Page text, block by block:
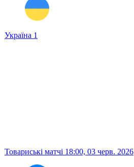
Україна 1
Товариські матчі 18:00, 03 черв. 2026